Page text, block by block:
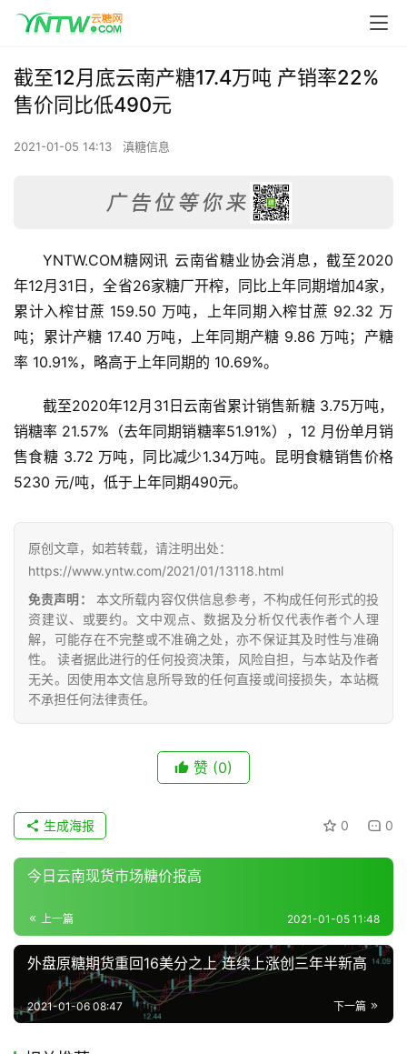
页
云
糖
网
公
众
报
专
题
地
截至12月底云南产糖17.4万吨 产销率22%
售价同比低490元
2021-01-05 14:13 滇糖信息
YNTW.COM糖网讯 云南省糖业协会消息，截至2020
年12月31日，全省26家糖厂开榨，同比上年同期增加4家，
累计入榨甘蔗 159.50 万吨，上年同期入榨甘蔗 92.32 万
吨；累计产糖 17.40 万吨，上年同期产糖 9.86 万吨；产糖
率 10.91%，略高于上年同期的 10.69%。
截至2020年12月31日云南省累计销售新糖 3.75万吨，
销糖率 21.57%（去年同期销糖率51.91%），12 月份单月销
售食糖 3.72 万吨，同比减少1.34万吨。昆明食糖销售价格
5230 元/吨，低于上年同期490元。
原创文章，如若转载，请注明出处：
https://www.yntw.com/2021/01/13118.html
免责声明：
本文所载内容仅供信息参考，不构成任何形式的投
资建议、或要约。文中观点、数据及分析仅代表作者个人理
解，可能存在不完整或不准确之处，亦不保证其及时性与准确
性。 读者据此进行的任何投资决策，风险自担，与本站及作者
无关。因使用本文信息所导致的任何直接或间接损失，本站概
不承担任何法律责任。
赞 (0)
0 0
生成海报
今日云南现货市场糖价报高
上一篇 2021-01-05 11:48
外盘原糖期货重回16美分之上 连续上涨创三年半新高
下一篇
2021-01-06 08:47